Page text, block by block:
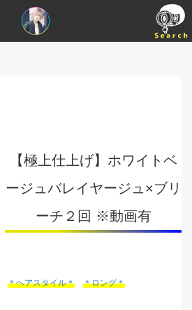
【極上仕上げ】ホワイトベ
ージュバレイヤージュ×ブリ
ーチ２回 ※動画有
＊ヘアスタイル＊ ＊ロング＊